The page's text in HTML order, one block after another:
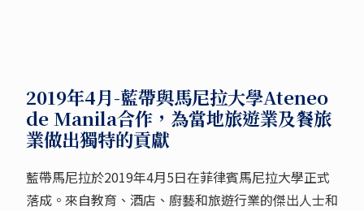
2019年4月-藍帶與馬尼拉大學Ateneo
de Manila合作，為當地旅遊業及餐旅
業做出獨特的貢獻
藍帶馬尼拉於2019年4月5日在菲律賓馬尼拉大學正式
落成。來自教育、酒店、廚藝和旅遊行業的傑出人士和